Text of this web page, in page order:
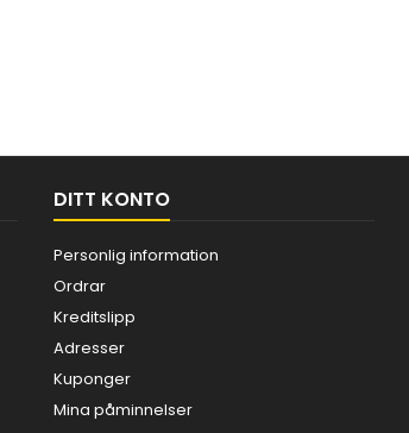
DITT KONTO
Personlig information
Ordrar
Kreditslipp
Adresser
Kuponger
Mina påminnelser